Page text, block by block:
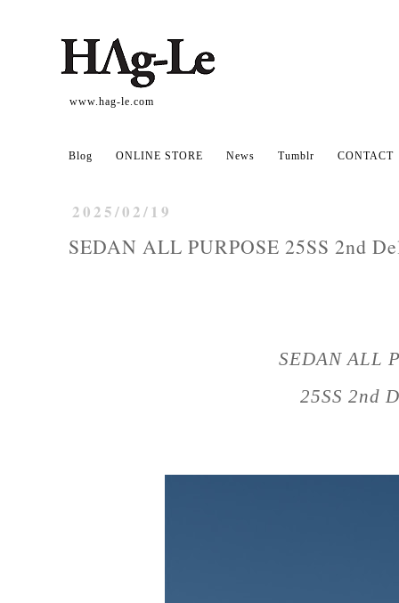
www.hag-le.com
Blog ONLINE STORE News Tumblr CONTACT
2025/02/19
SEDAN ALL PURPOSE 25SS 2nd
SEDAN ALL
25SS 2nd